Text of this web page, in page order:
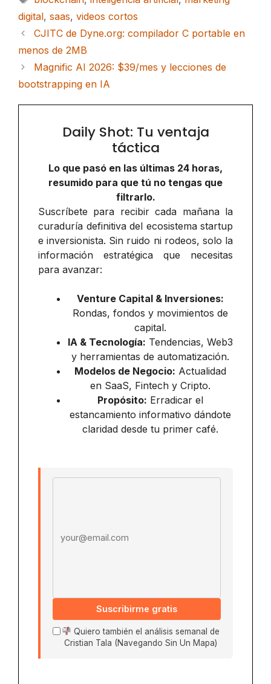
digital, saas, videos cortos
CJITC de Dyne.org: compilador C portable en
menos de 2MB
Magnific AI 2026: $39/mes y lecciones de
bootstrapping en IA
Daily Shot: Tu ventaja
táctica
Lo que pasó en las últimas 24 horas,
resumido para que tú no tengas que
filtrarlo.
Suscríbete para recibir cada mañana la
curaduría definitiva del ecosistema startup
e inversionista. Sin ruido ni rodeos, solo la
información estratégica que necesitas
para avanzar:
Venture Capital & Inversiones:
Rondas, fondos y movimientos de
capital.
IA & Tecnología: Tendencias, Web3
y herramientas de automatización.
Modelos de Negocio: Actualidad
en SaaS, Fintech y Cripto.
Propósito: Erradicar el
estancamiento informativo dándote
claridad desde tu primer café.
Suscribirme gratis
Quiero también el análisis semanal de
Cristian Tala (Navegando Sin Un Mapa)